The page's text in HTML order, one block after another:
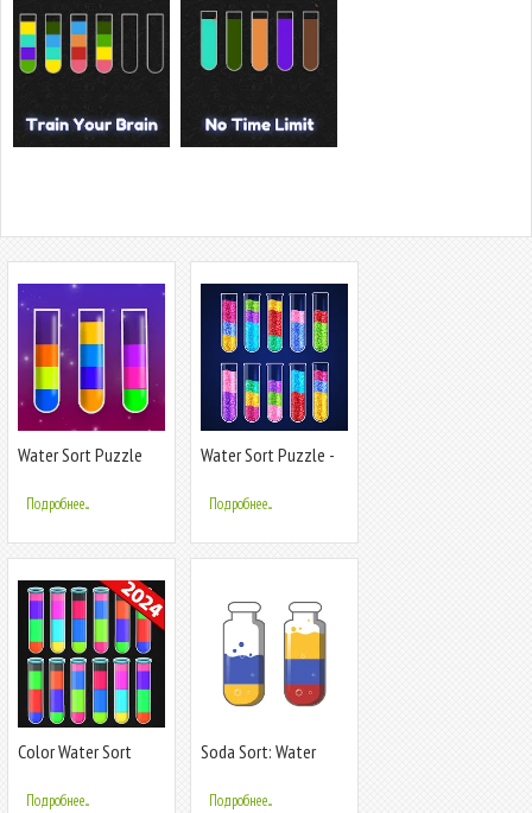
Water Sort Puzzle
Подробнее...
Water Sort Puzzle -
Подробнее...
Color Water Sort
Подробнее...
Soda Sort: Water
Подробнее...